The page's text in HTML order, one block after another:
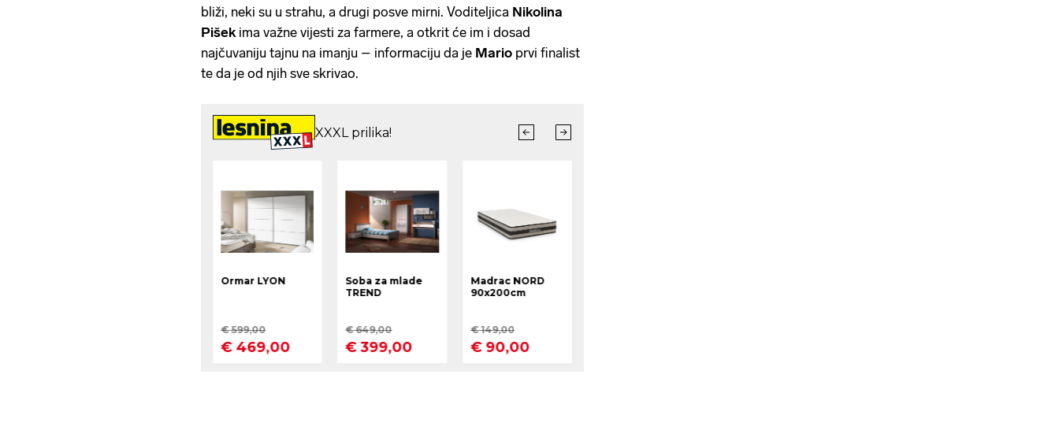
bliži, neki su u strahu, a drugi posve mirni. Voditeljica Nikolina
Pišek ima važne vijesti za farmere, a otkrit će im i dosad
najčuvaniju tajnu na imanju – informaciju da je Mario prvi finalist
te da je od njih sve skrivao.